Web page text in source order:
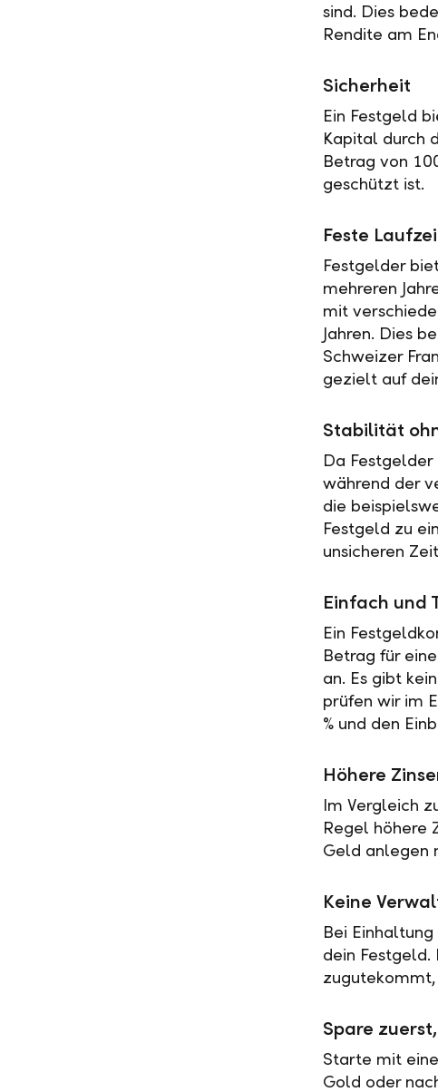
sind. Dies
Rendite am
Sicherheit
Ein Festgeld
Kapital durch
Betrag von
geschützt ist.
Feste
Festgelder
mehreren
mit
Jahren. Dies
Schweizer
gezielt auf
Stabilität
Da
während der
die
Festgeld zu
unsicheren
Einfach und
Ein
Betrag für
an. Es gibt
prüfen wir im
% und den
Höhere
Im Vergleich
Regel höhere
Geld anlegen
Keine
Bei
dein
Spare
Starte mit
Gold oder